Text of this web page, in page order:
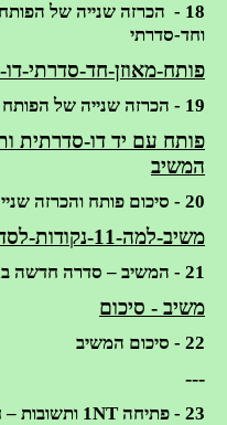
18 - הכרזה שנייה של
וחד-סדרתי
פותח-מאוזן-חד-סדרתי-
19 - הכרזה שנייה של הפותח – דו-סדרתי
פותח עם יד דו-סדרתית
המשיב
20 - סיכום פותח והכרזה שנייה של המשיב
משיב-למה-11-נקודות-לסדרה-בגובה-2
21 - המשיב – סדרה חדשה בגובה 2
משיב - סיכום
22 - סיכום המשיב
---
23 - פתיחה 1NT ותשובות – חזרה + סטיימן